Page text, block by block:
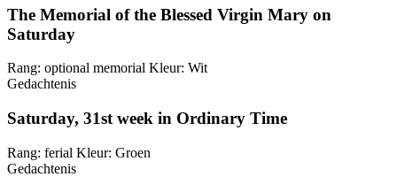
The Memorial of the Blessed Virgin Mary on
Saturday
Rang: optional memorial Kleur: Wit
Gedachtenis
Saturday, 31st week in Ordinary Time
Rang: ferial Kleur: Groen
Gedachtenis